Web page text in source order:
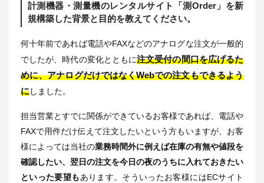
計測機器・測量機のレンタルサイト「測Order」を新
規構築した背景と目的を教えてください。
何十年前であれば電話やFAXなどのアナログな注文が一般的
でしたが、時代の変化とともに注文受付の間口を広げるた
めに、アナログだけではなくWebでの注文もできるよう
にしました。
担当営業とすでに関係ができているお客様であれば、電話や
FAXで用件だけ伝えて注文したいという方もいますが、お客
様によっては当社の業務時間外に例えば在庫の有無や値段を
確認したい、翌日の注文を今日の夜のうちに入れておきたい
といった要望もあります。そういったお客様にはECサイト